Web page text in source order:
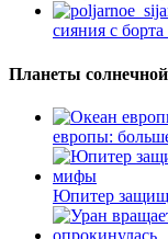
сияния с
Планеты
европы:
Юпитер